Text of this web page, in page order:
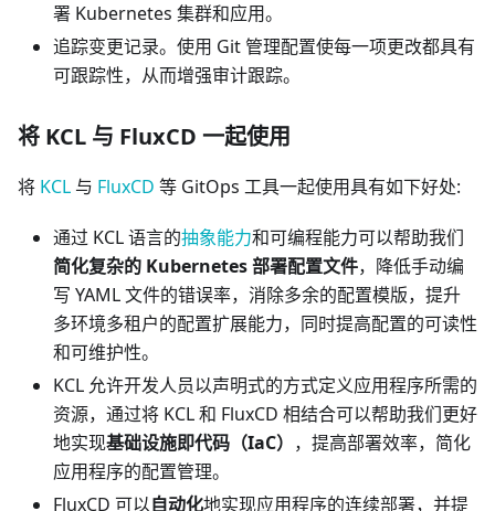
署 Kubernetes 集群和应用。
追踪变更记录。使用 Git 管理配置使每一项更改都具有
可跟踪性，从而增强审计跟踪。
将 KCL 与 FluxCD 一起使用
将 KCL 与 FluxCD 等 GitOps 工具一起使用具有如下好处:
通过 KCL 语言的抽象能力和可编程能力可以帮助我们
简化复杂的 Kubernetes 部署配置文件，降低手动编
写 YAML 文件的错误率，消除多余的配置模版，提升
多环境多租户的配置扩展能力，同时提高配置的可读性
和可维护性。
KCL 允许开发人员以声明式的方式定义应用程序所需的
资源，通过将 KCL 和 FluxCD 相结合可以帮助我们更好
地实现基础设施即代码（IaC） ，提高部署效率，简化
应用程序的配置管理。
FluxCD 可以自动化地实现应用程序的连续部署，并提